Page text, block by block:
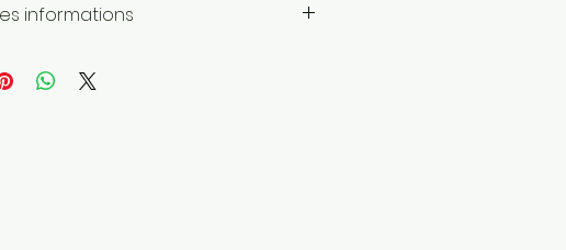
informations
la laine: 0 dentelle